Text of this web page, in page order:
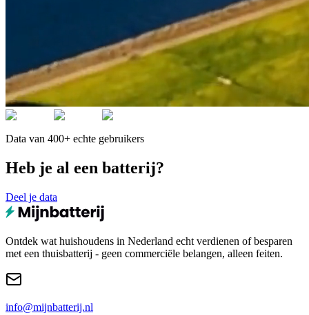
Data van 400+ echte gebruikers
Heb je al een batterij?
Deel je data
Ontdek wat huishoudens in Nederland echt verdienen of besparen
met een thuisbatterij - geen commerciële belangen, alleen feiten.
info@mijnbatterij.nl